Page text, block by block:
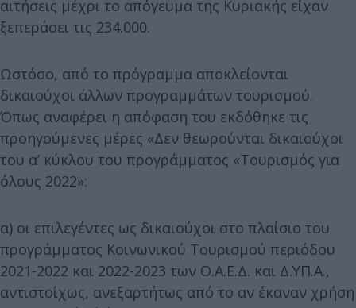
αιτήσεις μέχρι το απόγευμα της Κυριακής είχαν
ξεπεράσει τις 234.000.
Ωστόσο, από το πρόγραμμα αποκλείονται
δικαιούχοι άλλων προγραμμάτων τουρισμού.
Όπως αναφέρει η απόφαση του εκδόθηκε τις
προηγούμενες μέρες «Δεν θεωρούνται δικαιούχοι
του α’ κύκλου του προγράμματος «Τουρισμός για
όλους 2022»:
α) οι επιλεγέντες ως δικαιούχοι στο πλαίσιο του
προγράμματος Κοινωνικού Τουρισμού περιόδου
2021-2022 και 2022-2023 των Ο.Α.Ε.Δ. και Δ.ΥΠ.Α.,
αντιστοίχως, ανεξαρτήτως από το αν έκαναν χρήση